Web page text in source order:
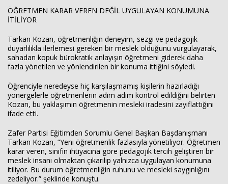
ÖĞRETMEN KARAR VEREN DEĞİL UYGULAYAN KONUMUNA
İTİLİYOR
Tarkan Kozan, öğretmenliğin deneyim, sezgi ve pedagojik
duyarlılıkla ilerlemesi gereken bir meslek olduğunu vurgulayarak,
sahadan kopuk bürokratik anlayışın öğretmeni giderek daha
fazla yönetilen ve yönlendirilen bir konuma ittiğini söyledi.
Öğrenciyle neredeyse hiç karşılaşmamış kişilerin hazırladığı
yönergelerle öğretmenlerin adım adım kontrol edildiğini belirten
Kozan, bu yaklaşımın öğretmenin mesleki iradesini zayıflattığını
ifade etti.
Zafer Partisi Eğitimden Sorumlu Genel Başkan Başdanışmanı
Tarkan Kozan, “Yeni öğretmenlik fazlasıyla yönetiliyor. Öğretmen
karar veren, sınıfın ihtiyacına göre pedagojik tercih geliştiren bir
meslek insanı olmaktan çıkarılıp yalnızca uygulayan konumuna
itiliyor. Bu durum öğretmenliğin ruhunu ve mesleki saygınlığını
zedeliyor.” şeklinde konuştu.